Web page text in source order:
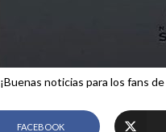
¡Buenas noticias para los fans
FACEBOOK